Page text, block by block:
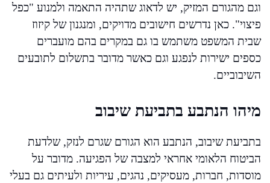
וגם מהגורם המזיק, יש לדאוג שתהיה התאמה ולמנוע "כפל
פיצוי". כאן נדרשים חישובים מדויקים, ומנגנון של קיזוז
שבית המשפט משתמש בו גם במקרים בהם מועברים
כספים ישירות לנפגע וגם כאשר מדובר בתשלום לתובעים
השיבוביים.
מיהו הנתבע בתביעת שיבוב
בתביעת שיבוב, הנתבע הוא הגורם שגרם לנזק, שלדעת
הביטוח הלאומי אחראי למצבה של הפגיעה. מדובר על
מוסדות, חברות, מעסיקים, נהגים, עיריות ולעיתים גם בעלי